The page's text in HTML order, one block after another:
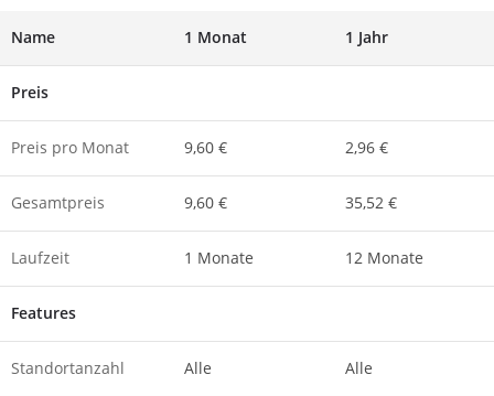
Name
Preis
Preis pro Monat
Gesamtpreis
Laufzeit
Features
Standortanzahl
1 Monat
9,60 €
9,60 €
1 Monate
Alle
1 Jahr
2,96 €
35,52 €
12 Monate
Alle